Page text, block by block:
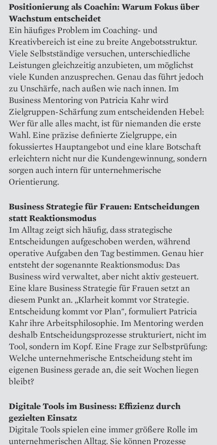
Positionierung als Coachin: Warum Fokus über
Wachstum entscheidet
Ein häufiges Problem im Coaching- und
Kreativbereich ist eine zu breite Angebotsstruktur.
Viele Selbstständige versuchen, unterschiedliche
Leistungen gleichzeitig anzubieten, um möglichst
viele Kunden anzusprechen. Genau das führt jedoch
zu Unschärfe, nach außen wie nach innen. Im
Business Mentoring von Patricia Kahr wird
Zielgruppen-Schärfung zum entscheidenden Hebel:
Wer für alle alles macht, ist für niemanden die erste
Wahl. Eine präzise definierte Zielgruppe, ein
fokussiertes Hauptangebot und eine klare Botschaft
erleichtern nicht nur die Kundengewinnung, sondern
sorgen auch intern für unternehmerische
Orientierung.
Business Strategie für Frauen: Entscheidungen
statt Reaktionsmodus
Im Alltag zeigt sich häufig, dass strategische
Entscheidungen aufgeschoben werden, während
operative Aufgaben den Tag bestimmen. Genau hier
entsteht der sogenannte Reaktionsmodus: Das
Business wird verwaltet, aber nicht aktiv gesteuert.
Eine klare Business Strategie für Frauen setzt an
diesem Punkt an. „Klarheit kommt vor Strategie.
Entscheidung kommt vor Plan", formuliert Patricia
Kahr ihre Arbeitsphilosophie. Im Mentoring werden
deshalb Entscheidungsprozesse strukturiert, nicht im
Tool, sondern im Kopf. Eine Frage zur Selbstprüfung:
Welche unternehmerische Entscheidung steht im
eigenen Business gerade an, die seit Wochen liegen
bleibt?
Digitale Tools im Business: Effizienz durch
gezielten Einsatz
Digitale Tools spielen eine immer größere Rolle im
unternehmerischen Alltag. Sie können Prozesse